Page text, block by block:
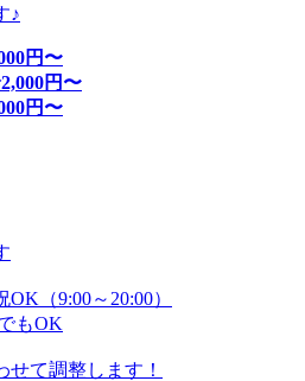
♪
円〜
2,000円〜
円〜
（9:00～20:00）
もOK
て調整します！